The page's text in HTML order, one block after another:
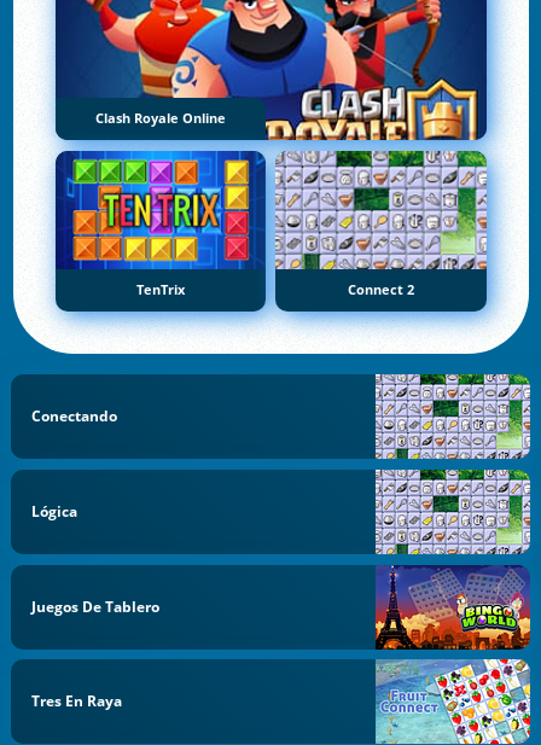
Clash Royale Online
TenTrix Connect 2
Conectando
Lógica
Juegos De Tablero
Tres En Raya